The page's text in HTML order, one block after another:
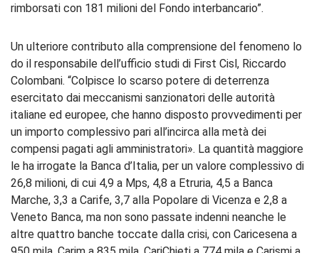
rimborsati con 181 milioni del Fondo interbancario”.
Un ulteriore contributo alla comprensione del fenomeno lo
do il responsabile dell’ufficio studi di First Cisl, Riccardo
Colombani. “Colpisce lo scarso potere di deterrenza
esercitato dai meccanismi sanzionatori delle autorità
italiane ed europee, che hanno disposto provvedimenti per
un importo complessivo pari all’incirca alla metà dei
compensi pagati agli amministratori». La quantità maggiore
le ha irrogate la Banca d’Italia, per un valore complessivo di
26,8 milioni, di cui 4,9 a Mps, 4,8 a Etruria, 4,5 a Banca
Marche, 3,3 a Carife, 3,7 alla Popolare di Vicenza e 2,8 a
Veneto Banca, ma non sono passate indenni neanche le
altre quattro banche toccate dalla crisi, con Caricesena a